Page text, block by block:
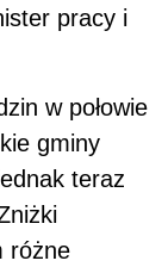
pracy i
w połowie
gminy
teraz
różne